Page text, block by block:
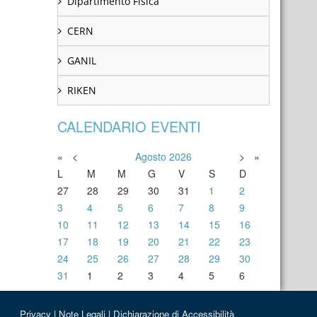
CERN
GANIL
RIKEN
CALENDARIO EVENTI
« < Agosto 2026 >
»
L
M M G V S
D
27
28 29 30 31 1
2
3
4 5 6 7 8
9
10
11 12 13 14 15
16
17
18 19 20 21 22
23
24
25 26 27 28 29
30
31
1 2 3 4 5 6
Privacy | Note Legali | Dichiarazione di Accessibilità